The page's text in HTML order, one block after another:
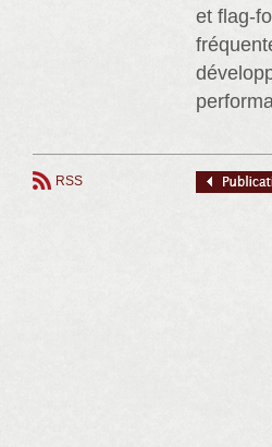
et flag-
RSS